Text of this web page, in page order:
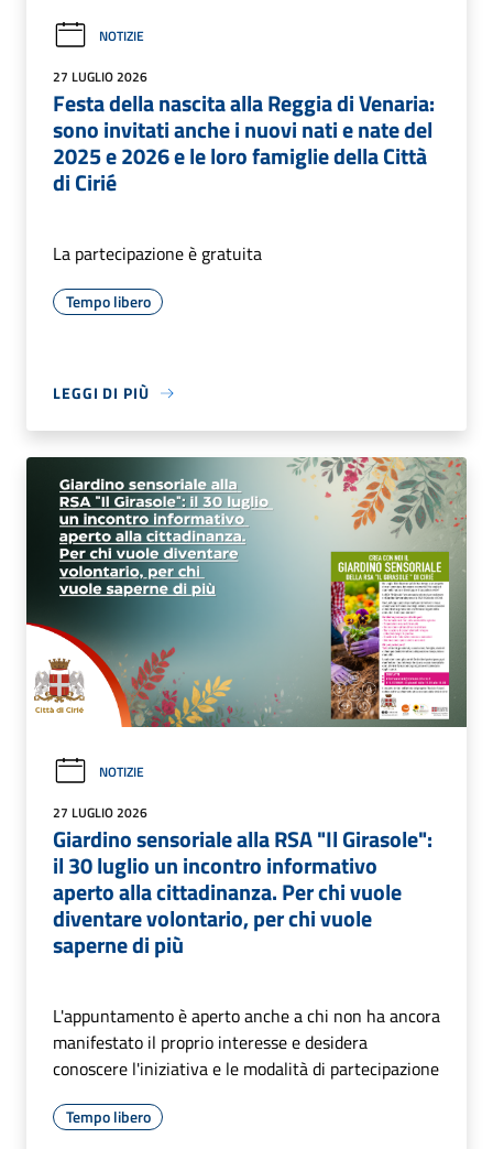
NOTIZIE
27 LUGLIO 2026
Festa della nascita alla Reggia di Venaria:
sono invitati anche i nuovi nati e nate del
2025 e 2026 e le loro famiglie della Città
di Cirié
La partecipazione è gratuita
Tempo libero
LEGGI DI PIÙ
NOTIZIE
27 LUGLIO 2026
Giardino sensoriale alla RSA "Il Girasole":
il 30 luglio un incontro informativo
aperto alla cittadinanza. Per chi vuole
diventare volontario, per chi vuole
saperne di più
L'appuntamento è aperto anche a chi non ha ancora
manifestato il proprio interesse e desidera
conoscere l'iniziativa e le modalità di partecipazione
Tempo libero